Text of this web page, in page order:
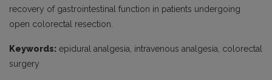
recovery of gastrointestinal function in patients undergoing
open colorectal resection.
Keywords: epidural analgesia, intravenous analgesia, colorectal
surgery